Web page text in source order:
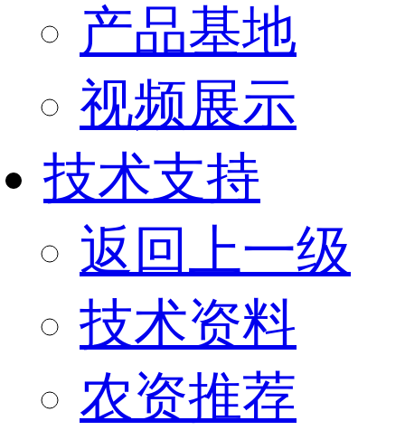
产品基地
视频展示
技术支持
返回上一级
技术资料
农资推荐